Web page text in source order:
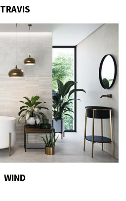
TRAVIS
WIND